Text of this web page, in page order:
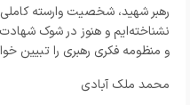
رهبر شهید، شخصیت وارسته کاملی
نشناخته‌ایم و هنوز در شوک
و منظومه فکری رهبری را تبیین
محمد ملک آبادی